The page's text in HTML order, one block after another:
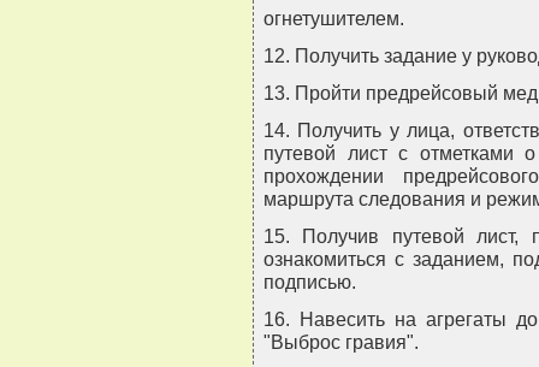
огнетушителем.
12. Получить задание у
13. Пройти предрейсовый
14. Получить у лица,
путевой лист с отметками
прохождении
маршрута следования и
15. Получив путевой лист,
ознакомиться с заданием,
подписью.
16. Навесить на агрегаты
"Выброс гравия".